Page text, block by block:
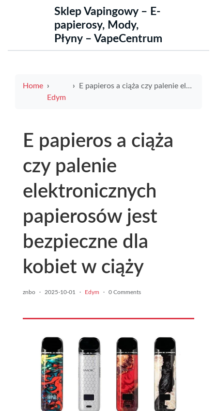
Sklep Vapingowy – E-
papierosy, Mody,
Płyny – VapeCentrum
Home
Edym
E papieros a ciąża czy palenie elektronicznych papierosów jest bezpieczne dla kobiet w ciąży
E papieros a ciąża
czy palenie
elektronicznych
papierosów jest
bezpieczne dla
kobiet w ciąży
znbo · 2025-10-01 · Edym · 0 Comments